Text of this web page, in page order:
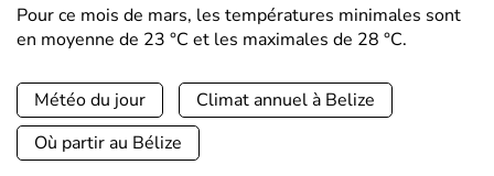
Pour ce mois de mars, les températures minimales sont
en moyenne de 23 °C et les maximales de 28 °C.
Météo du jour
Climat annuel à Belize
Où partir au Bélize